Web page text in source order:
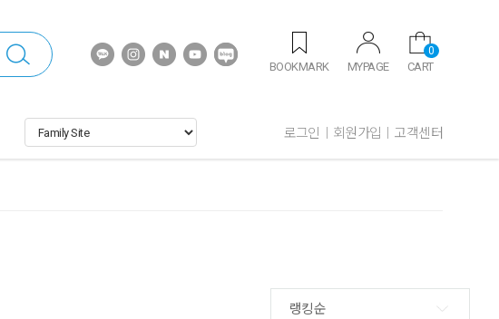
BOOKMARK MYPAGE CART
0
로그인 회원가입 고객센터
랭킹순